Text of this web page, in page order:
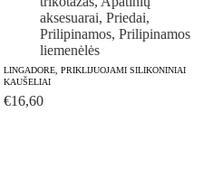
aksesuarai,Priedai,
Prilipinamos,Prilipinamos
liemenėlės
LINGADORE, PRIKLIJUOJAMI SILIKONINIAI
KAUŠELIAI
€16,60